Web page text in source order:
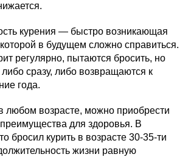
курения — быстро возникающая
в будущем сложно справиться.
регулярно, пытаются бросить, но
либо сразу, либо возвращаются к
года.
любом возрасте, можно приобрести
для здоровья. В
бросил курить в возрасте 30-35-ти
жизни равную